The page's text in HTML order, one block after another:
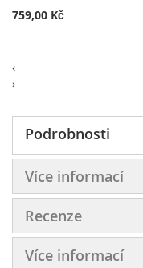
759,00 Kč
‹
›
Podrobnosti
Více informací
Recenze
Více informací